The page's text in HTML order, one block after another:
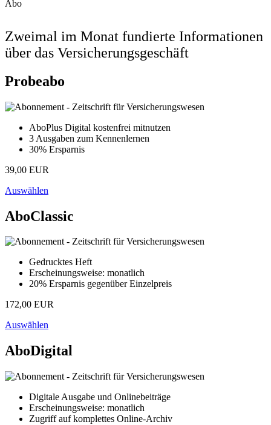
Abo
Zweimal im Monat fundierte Informationen
über das Versicherungsgeschäft
Probeabo
AboPlus Digital kostenfrei mitnutzen
3 Ausgaben zum Kennenlernen
30% Ersparnis
39,00 EUR
Auswählen
AboClassic
Gedrucktes Heft
Erscheinungsweise: monatlich
20% Ersparnis gegenüber Einzelpreis
172,00 EUR
Auswählen
AboDigital
Digitale Ausgabe und Onlinebeiträge
Erscheinungsweise: monatlich
Zugriff auf komplettes Online-Archiv